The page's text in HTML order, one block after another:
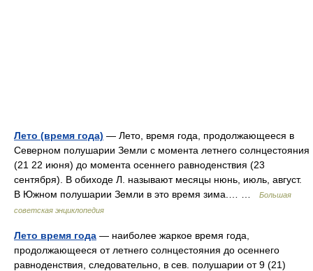
Лето (время года) — Лето, время года, продолжающееся в
Северном полушарии Земли с момента летнего солнцестояния
(21 22 июня) до момента осеннего равноденствия (23
сентября). В обиходе Л. называют месяцы нюнь, июль, август.
В Южном полушарии Земли в это время зима.… …
Большая
советская энциклопедия
Лето время года — наиболее жаркое время года,
продолжающееся от летнего солнцестояния до осеннего
равноденствия, следовательно, в сев. полушарии от 9 (21)